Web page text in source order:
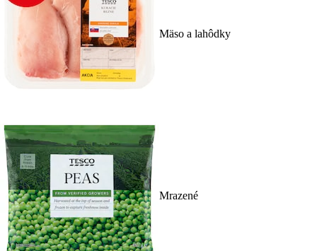
Mäso a lahôdky
Mrazené